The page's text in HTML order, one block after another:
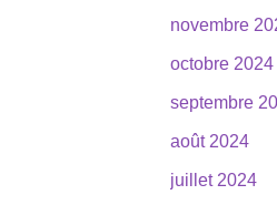
novembre
octobre 2024
septembre
août 2024
juillet 2024